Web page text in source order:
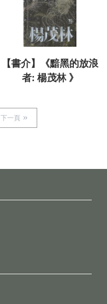
【書介】《黯黑的放浪
者: 楊茂林 》
下一頁